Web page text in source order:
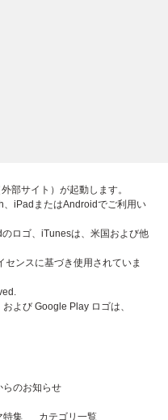
部サイト）が起動します。
、iPadまたはAndroidでご利用い
ロゴ、iTunesは、米国および他
センスに基づき使用されていま
よび Google Play ロゴは、
らのお知らせ
特集 カテゴリ一覧